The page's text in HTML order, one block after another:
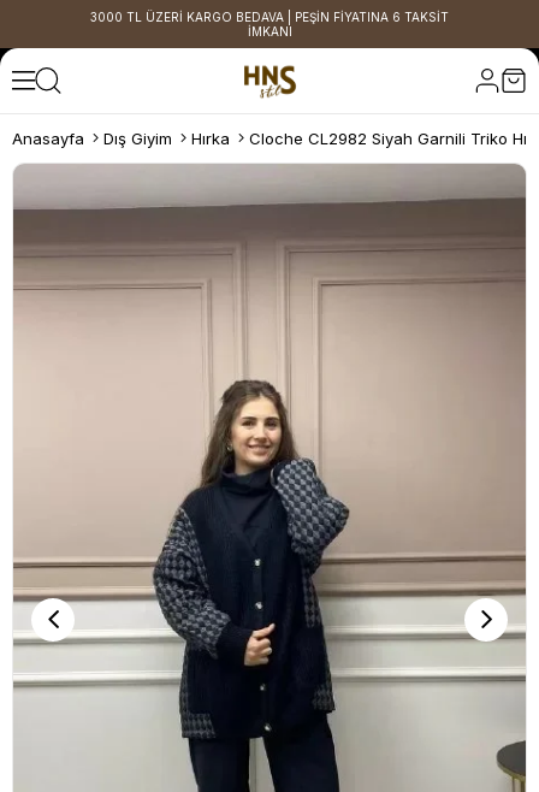
3000 TL ÜZERİ KARGO BEDAVA | PEŞİN FİYATINA 6 TAKSİT
İMKANI
Anasayfa Dış Giyim Hırka Cloche CL2982 Siyah Garnili Triko